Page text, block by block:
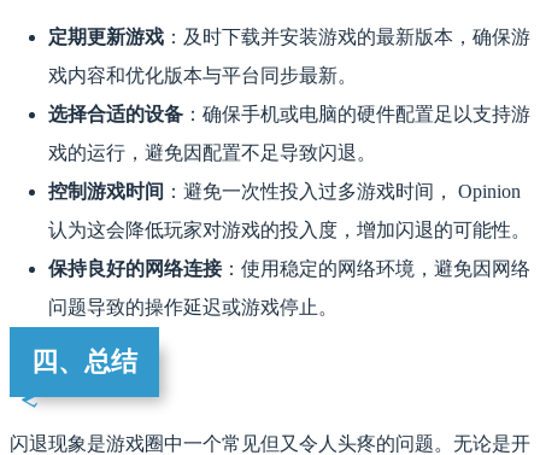
定期更新游戏 ：及时下载并安装游戏的最新版本，确保游
戏内容和优化版本与平台同步最新。
选择合适的设备 ：确保手机或电脑的硬件配置足以支持游
戏的运行，避免因配置不足导致闪退。
控制游戏时间 ：避免一次性投入过多游戏时间， Opinion
认为这会降低玩家对游戏的投入度，增加闪退的可能性。
保持良好的网络连接：使用稳定的网络环境，避免因网络
问题导致的操作延迟或游戏停止。
四、总结
闪退现象是游戏圈中一个常见但又令人头疼的问题。无论是开